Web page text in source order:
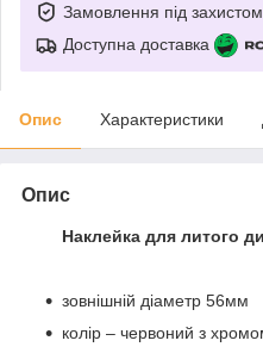
Замовлення під захистом
Доступна доставка
Опис Характеристики
Опис
Наклейка для литого
зовнішній діаметр 56мм
колір – червоний з